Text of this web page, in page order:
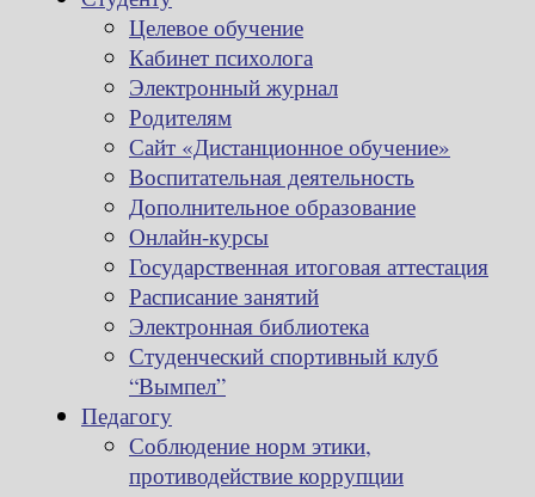
Целевое обучение
Кабинет психолога
Электронный журнал
Родителям
Сайт «Дистанционное обучение»
Воспитательная деятельность
Дополнительное образование
Онлайн-курсы
Государственная итоговая аттестация
Расписание занятий
Электронная библиотека
Студенческий спортивный клуб
“Вымпел”
Педагогу
Соблюдение норм этики,
противодействие коррупции